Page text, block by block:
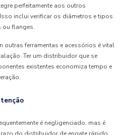
perfeitamente aos outros
inclui verificar os diâmetros e tipos
ou flanges.
ferramentas e acessórios é vital
Ter um distribuidor que se
existentes economiza tempo e
é negligenciado, mas é